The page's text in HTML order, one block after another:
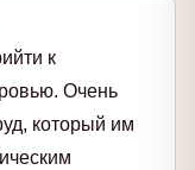
к
Очень
который им